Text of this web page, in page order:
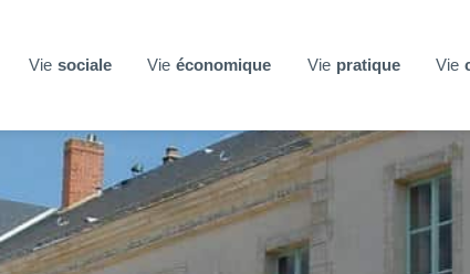
Vie sociale Vie économique Vie pratique Vie